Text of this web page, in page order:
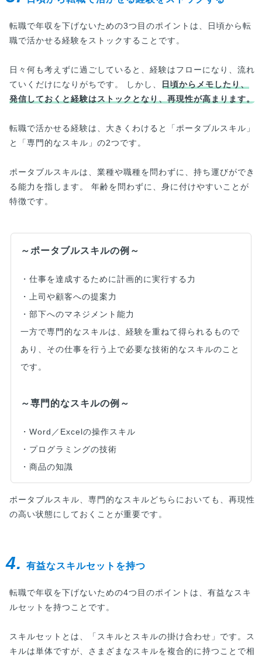
転職で年収を下げないための3つ目のポイントは、日頃から転
職で活かせる経験をストックすることです。
日々何も考えずに過ごしていると、経験はフローになり、流れ
ていくだけになりがちです。 しかし、 日頃からメモしたり、
発信しておくと経験はストックとなり、再現性が高まります。
転職で活かせる経験は、大きくわけると「ポータブルスキル」
と「専門的なスキル」の2つです。
ポータブルスキルは、業種や職種を問わずに、持ち運びができ
る能力を指します。 年齢を問わずに、身に付けやすいことが
特徴です。
～ポータブルスキルの例～
・仕事を達成するために計画的に実行する力
・上司や顧客への提案力
・部下へのマネジメント能力
一方で専門的なスキルは、経験を重ねて得られるもので
あり、その仕事を行う上で必要な技術的なスキルのこと
です。
～専門的なスキルの例～
・Word／Excelの操作スキル
・プログラミングの技術
・商品の知識
ポータブルスキル、専門的なスキルどちらにおいても、再現性
の高い状態にしておくことが重要です。
4. 有益なスキルセットを持つ
転職で年収を下げないための4つ目のポイントは、有益なスキ
ルセットを持つことです。
スキルセットとは、「スキルとスキルの掛け合わせ」です。ス
キルは単体ですが、さまざまなスキルを複合的に持つことで相